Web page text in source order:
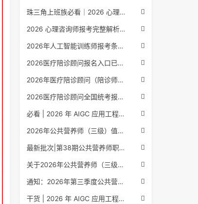
珠三角上班族必看｜2026 心理咨询师考证指南，转行副业、情绪疏导双收益
2026 心理咨询师报考完整解析｜2017 国考取消后正规报考标准、流程避坑指南
2026年人工智能训练师报考条件与流程：2026年最新官方要求全面解读
2026医疗陪诊顾问报名入口已公布，全国报考条件流程政策全解析
2026年医疗陪诊顾问（陪诊师）招生启动，全国报考指南附报名官网
2026医疗陪诊顾问全国统考报名中，报考条件流程全攻略附报名入口
必看 | 2026 年 AIGC 应用工程师报考核心要点：报名费用、官网可查、行业认可度、补考规则全盘点
2026年公共营养师（三级）值得考吗？报名入口+条件+证书用途
最新批次|第38期公共营养师职业能力评价证书报名培训通知
关于2026年公共营养师（三级、四级）全国统一认定报名的服务通知
通知：2026年第三季度公共营养师四级培训报名安排正式发布
干货 | 2026 年 AIGC 应用工程师报考指南：报名流程、学历要求、培训课程、就业方向全梳理